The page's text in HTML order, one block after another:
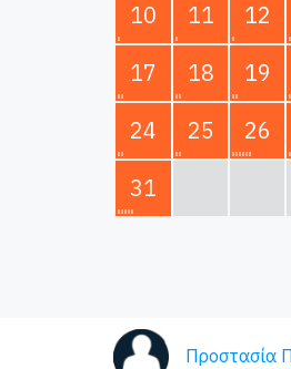
10
11 12
17
18 19
24
25 26
31
Προστασία